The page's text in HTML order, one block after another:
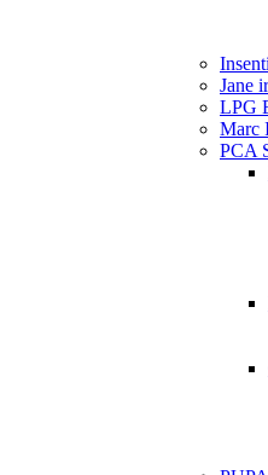
Jane
LPG
Marc
PCA